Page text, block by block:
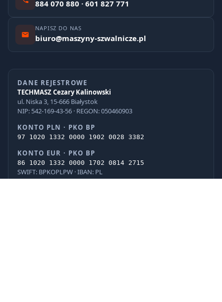
884 070 880 · 601 827 771
NAPISZ DO NAS
biuro@maszyny-szwalnicze.pl
DANE REJESTROWE
TECHMASZ Cezary Kalinowski
ul. Niska 3, 15-666 Białystok
NIP: 542-169-43-56 · REGON: 050460903
KONTO PLN · PKO BP
97 1020 1332 0000 1902 0028 3382
KONTO EUR · PKO BP
86 1020 1332 0000 1702 0814 2715
SWIFT: BPKOPLPW · IBAN: PL